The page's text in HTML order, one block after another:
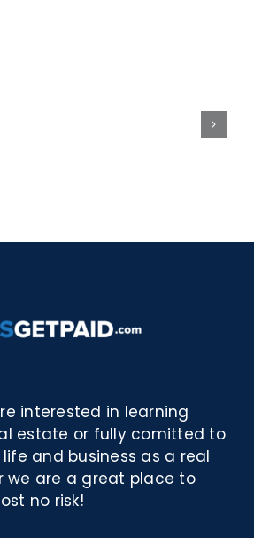
interested in learning
estate or fully comitted to
and business as a real
we are a great place to
no risk!